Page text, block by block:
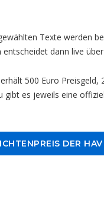
Texte werden
dann live
500 Euro
gibt es jeweils eine
DER HAV